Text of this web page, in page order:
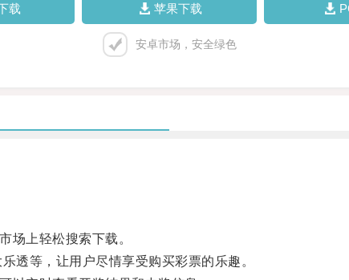
载 苹果下载
安卓市场，安全绿色
上轻松搜索下载。
等，让用户尽情享受购买彩票的乐趣。